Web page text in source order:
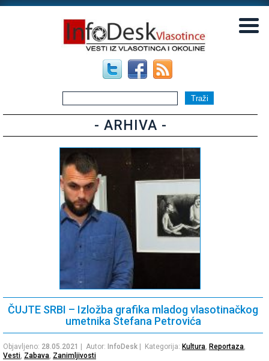
- ARHIVA -
ČUJTE SRBI – Izložba grafika mladog vlasotinačkog
umetnika Stefana Petrovića
Objavljeno: 28.05.2021 | Autor: InfoDesk | Kategorija: Kultura, Reportaza,
Vesti, Zabava, Zanimljivosti